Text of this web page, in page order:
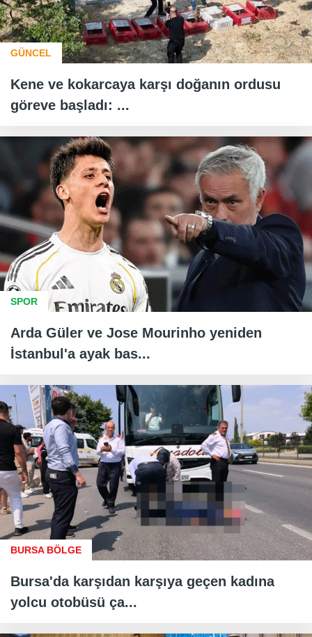
GÜNCEL
Kene ve kokarcaya karşı doğanın ordusu
göreve başladı: ...
SPOR
Arda Güler ve Jose Mourinho yeniden
İstanbul'a ayak bas...
BURSA BÖLGE
Bursa'da karşıdan karşıya geçen kadına
yolcu otobüsü ça...